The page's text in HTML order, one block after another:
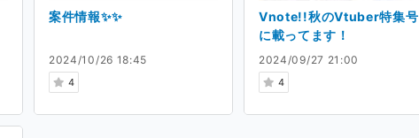
2024/10/26 18:45
4
案件情報✨✨
2024/09/27 21:00
4
Vnote!!秋のVtuber特集号
に載ってます！